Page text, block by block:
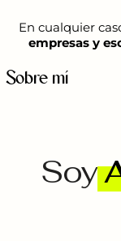
En cualquier
empresas y
Sobre mí
Soy